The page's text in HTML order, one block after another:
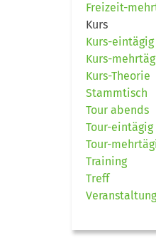
Freizeit-
Kurs
Kurs-eintägig
Kurs-
Kurs-Theorie
Stammtisch
Tour abends
Tour-eintägig
Tour-
Training
Treff